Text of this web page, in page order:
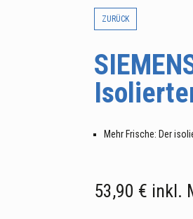
ZURÜCK
Mehr Frische: Der
53,90 € inkl.